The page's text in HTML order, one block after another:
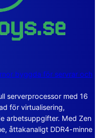
byggda för servrar och
serverprocessor med 16
för virtualisering,
arbetsuppgifter. Med Zen
åttakanaligt DDR4-minne